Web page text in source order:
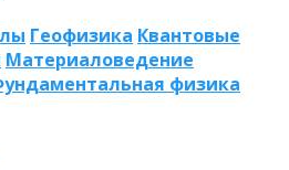
Геофизика Квантовые
Материаловедение
физика